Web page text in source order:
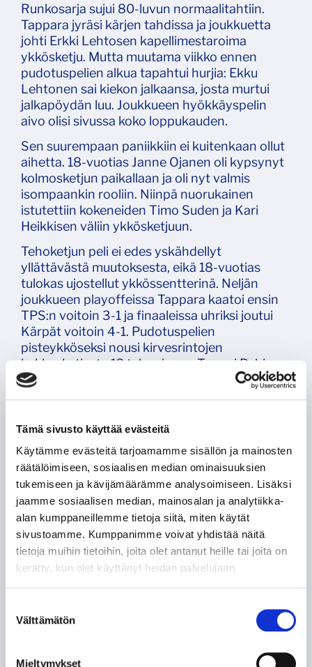
Tämä sivusto käyttää evästeitä
Käytämme evästeitä tarjoamamme sisällön ja mainosten
räätälöimiseen, sosiaalisen median ominaisuuksien
tukemiseen ja kävijämäärämme analysoimiseen. Lisäksi
jaamme sosiaalisen median, mainosalan ja analytiikka-
alan kumppaneillemme tietoja siitä, miten käytät
sivustoamme. Kumppanimme voivat yhdistää näitä
tietoja muihin tietoihin, joita olet antanut heille tai joita on
kerätty, kun olet käyttänyt heidän palvelujaan.
valinta
Välttämätön
Mieltymykset
Runkosarja sujui 80-luvun normaalitahtiin.
Tappara jyräsi kärjen tahdissa ja joukkuetta
johti Erkki Lehtosen kapellimestaroima
ykkösketju. Mutta muutama viikko ennen
pudotuspelien alkua tapahtui hurjia: Ekku
Lehtonen sai kiekon jalkaansa, josta murtui
jalkapöydän luu. Joukkueen hyökkäyspelin
aivo olisi sivussa koko loppukauden.
Sen suurempaan paniikkiin ei kuitenkaan ollut
aihetta. 18-vuotias Janne Ojanen oli kypsynyt
kolmosketjun paikallaan ja oli nyt valmis
isompaankin rooliin. Niinpä nuorukainen
istutettiin kokeneiden Timo Suden ja Kari
Heikkisen väliin ykkösketjuun.
Tehoketjun peli ei edes yskähdellyt
yllättävästä muutoksesta, eikä 18-vuotias
tulokas ujostellut ykkössentterinä. Neljän
joukkueen playoffeissa Tappara kaatoi ensin
TPS:n voitoin 3-1 ja finaaleissa uhriksi joutui
Kärpät voitoin 4-1. Pudotuspelien
pisteykköseksi nousi kirvesrintojen
kakkosketjusta 12 tehopinnan Tommi Pohja,
mutta Timo Susi (7+4) ja Janne Ojanen (4+6)